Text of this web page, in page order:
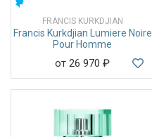
FRANCIS KURKDJIAN
Francis Kurkdjian Lumiere Noire
Pour Homme
от 26 970 ₽